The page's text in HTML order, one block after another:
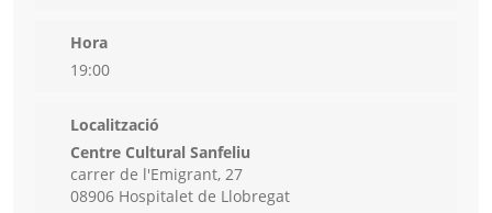
Hora
19:00
Localització
Centre Cultural Sanfeliu
carrer de l'Emigrant, 27
08906 Hospitalet de Llobregat